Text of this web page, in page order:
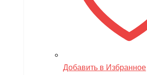
Добавить в Избранное